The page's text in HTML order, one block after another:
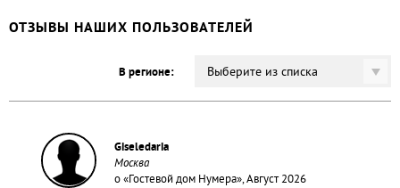
ОТЗЫВЫ НАШИХ ПОЛЬЗОВАТЕЛЕЙ
В регионе: Выберите из списка
Giseledaria
Москва
о «Гостевой дом Нумера», Август 2026